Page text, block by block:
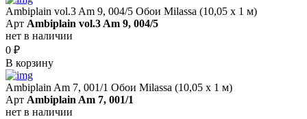
Ambiplain vol.3 Am 9, 004/5 Обои Milassa (10,05 х 1 м)
Арт Ambiplain vol.3 Am 9, 004/5
нет в наличии
0 ₽
В корзину
Ambiplain Am 7, 001/1 Обои Milassa (10,05 х 1 м)
Арт Ambiplain Am 7, 001/1
нет в наличии